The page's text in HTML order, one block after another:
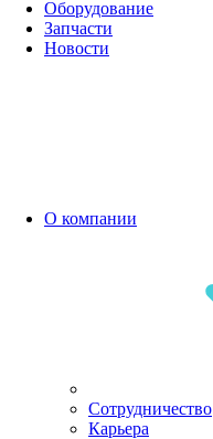
Оборудование
Запчасти
Новости
О компании
Сотрудничество
Карьера